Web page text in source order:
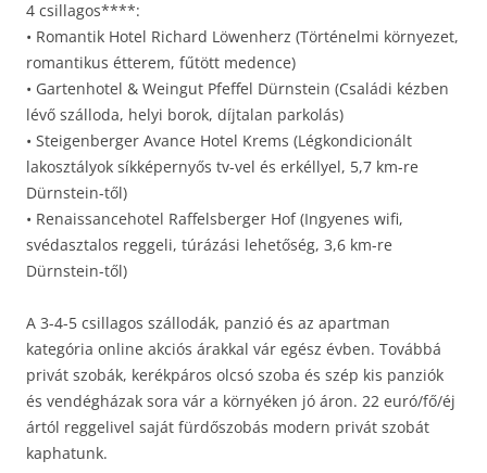
4 csillagos****:
• Romantik Hotel Richard Löwenherz (Történelmi környezet,
romantikus étterem, fűtött medence)
• Gartenhotel & Weingut Pfeffel Dürnstein (Családi kézben
lévő szálloda, helyi borok, díjtalan parkolás)
• Steigenberger Avance Hotel Krems (Légkondicionált
lakosztályok síkképernyős tv-vel és erkéllyel, 5,7 km-re
Dürnstein-től)
• Renaissancehotel Raffelsberger Hof (Ingyenes wifi,
svédasztalos reggeli, túrázási lehetőség, 3,6 km-re
Dürnstein-től)
A 3-4-5 csillagos szállodák, panzió és az apartman
kategória online akciós árakkal vár egész évben. Továbbá
privát szobák, kerékpáros olcsó szoba és szép kis panziók
és vendégházak sora vár a környéken jó áron. 22 euró/fő/éj
ártól reggelivel saját fürdőszobás modern privát szobát
kaphatunk.